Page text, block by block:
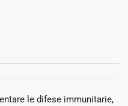
le difese immunitarie,